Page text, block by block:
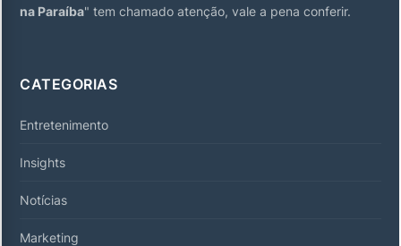
na Paraíba" tem chamado atenção, vale a pena conferir.
CATEGORIAS
Entretenimento
Insights
Notícias
Marketing